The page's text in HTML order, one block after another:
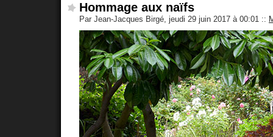
Hommage aux naïfs
Par Jean-Jacques Birgé, jeudi 29 juin 2017 à 00:01 ::